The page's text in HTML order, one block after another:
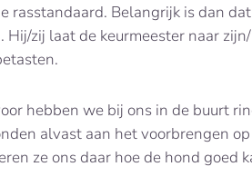
rasstandaard. Belangrijk is dan
Hij/zij laat de keurmeester naar
hebben we bij ons in de buurt
alvast aan het voorbrengen
ze ons daar hoe de hond goed